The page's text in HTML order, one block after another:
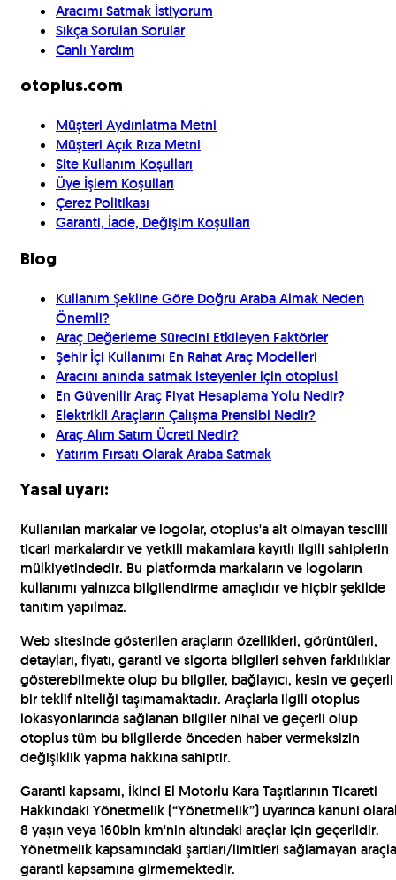
Aracımı Satmak İstiyorum
Sıkça Sorulan Sorular
Canlı Yardım
otoplus.com
Müşteri Aydınlatma Metni
Müşteri Açık Rıza Metni
Site Kullanım Koşulları
Üye İşlem Koşulları
Çerez Politikası
Garanti, İade, Değişim Koşulları
Blog
Kullanım Şekline Göre Doğru Araba Almak Neden
Önemli?
Araç Değerleme Sürecini Etkileyen Faktörler
Şehir İçi Kullanımı En Rahat Araç Modelleri
Aracını anında satmak isteyenler için otoplus!
En Güvenilir Araç Fiyat Hesaplama Yolu Nedir?
Elektrikli Araçların Çalışma Prensibi Nedir?
Araç Alım Satım Ücreti Nedir?
Yatırım Fırsatı Olarak Araba Satmak
Yasal uyarı:
Kullanılan markalar ve logolar, otoplus'a ait olmayan tescilli
ticari markalardır ve yetkili makamlara kayıtlı ilgili sahiplerin
mülkiyetindedir. Bu platformda markaların ve logoların
kullanımı yalnızca bilgilendirme amaçlıdır ve hiçbir şekilde
tanıtım yapılmaz.
Web sitesinde gösterilen araçların özellikleri, görüntüleri,
detayları, fiyatı, garanti ve sigorta bilgileri sehven farklılıklar
gösterebilmekte olup bu bilgiler, bağlayıcı, kesin ve geçerli
bir teklif niteliği taşımamaktadır. Araçlarla ilgili otoplus
lokasyonlarında sağlanan bilgiler nihai ve geçerli olup
otoplus tüm bu bilgilerde önceden haber vermeksizin
değişiklik yapma hakkına sahiptir.
Garanti kapsamı, İkinci El Motorlu Kara Taşıtlarının Ticareti
Hakkındaki Yönetmelik (“Yönetmelik”) uyarınca kanuni
8 yaşın veya 160bin km'nin altındaki araçlar için geçerlidir.
Yönetmelik kapsamındaki şartları/limitleri sağlamayan
garanti kapsamına girmemektedir.